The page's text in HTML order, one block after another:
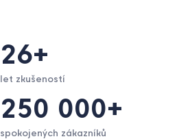
26+
let zkušeností
250 000+
spokojených zákazníků